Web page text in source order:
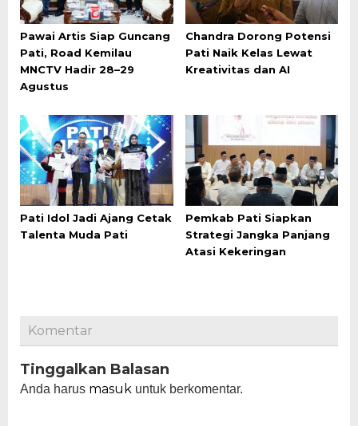
Pawai Artis Siap Guncang
Pati, Road Kemilau
MNCTV Hadir 28–29
Agustus
Chandra Dorong Potensi
Pati Naik Kelas Lewat
Kreativitas dan AI
Pati Idol Jadi Ajang Cetak
Talenta Muda Pati
Pemkab Pati Siapkan
Strategi Jangka Panjang
Atasi Kekeringan
Komentar
Tinggalkan Balasan
Anda harus masuk untuk berkomentar.